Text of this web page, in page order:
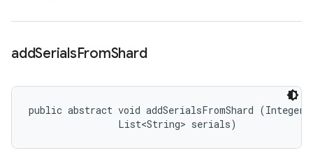
addSerialsFromShard
public abstract void addSerialsFromShard
                List<String> serials)